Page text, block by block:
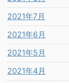
2021年7月
2021年6月
2021年5月
2021年4月